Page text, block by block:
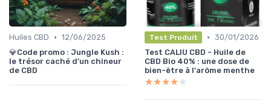
Huiles CBD • 12/06/2025
💎Code promo : Jungle Kush :
le trésor caché d’un chineur
de CBD
Test Produit • 30/01/2026
Test CALIU CBD - Huile de
CBD Bio 40% : une dose de
bien-être à l'arôme menthe
★★★★★
★★★★★